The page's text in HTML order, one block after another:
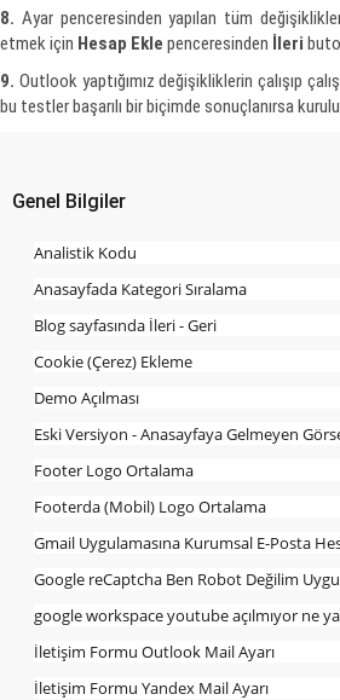
8. Ayar penceresinden yapılan tüm
etmek için Hesap Ekle penceresinden İleri
9. Outlook yaptığımız değişikliklerin çalışıp
bu testler başarılı bir biçimde sonuçlanırsa
Genel Bilgiler
Analistik Kodu
Anasayfada Kategori Sıralama
Blog sayfasında İleri - Geri
Cookie (Çerez) Ekleme
Demo Açılması
Eski Versiyon - Anasayfaya Gelmeyen
Footer Logo Ortalama
Footerda (Mobil) Logo Ortalama
Gmail Uygulamasına Kurumsal E-Posta
Google reCaptcha Ben Robot Değilim
google workspace youtube açılmıyor ne
İletişim Formu Outlook Mail Ayarı
İletişim Formu Yandex Mail Ayarı